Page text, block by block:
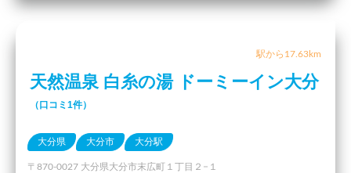
駅から17.63km
天然温泉 白糸の湯 ドーミーイン大分
（口コミ1件）
大分県 大分市 大分駅
〒870-0027 大分県大分市末広町１丁目２−１